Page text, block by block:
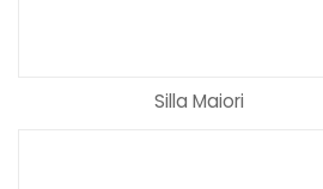
Silla Maiori